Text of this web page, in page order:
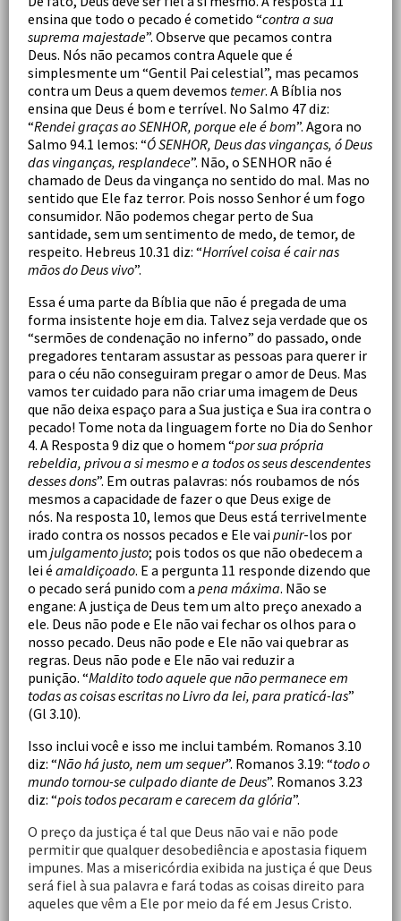
ensina que todo o pecado é cometido “contra a sua
suprema majestade”. Observe que pecamos contra
Deus. Nós não pecamos contra Aquele que é
simplesmente um “Gentil Pai celestial”, mas pecamos
contra um Deus a quem devemos temer. A Bíblia nos
ensina que Deus é bom e terrível. No Salmo 47 diz:
“Rendei graças ao SENHOR, porque ele é bom”. Agora no
Salmo 94.1 lemos: “Ó SENHOR, Deus das vinganças, ó Deus
das vinganças, resplandece”. Não, o SENHOR não é
chamado de Deus da vingança no sentido do mal. Mas no
sentido que Ele faz terror. Pois nosso Senhor é um fogo
consumidor. Não podemos chegar perto de Sua
santidade, sem um sentimento de medo, de temor, de
respeito. Hebreus 10.31 diz: “Horrível coisa é cair nas
mãos do Deus vivo”.
Essa é uma parte da Bíblia que não é pregada de uma
forma insistente hoje em dia. Talvez seja verdade que os
“sermões de condenação no inferno” do passado, onde
pregadores tentaram assustar as pessoas para querer ir
para o céu não conseguiram pregar o amor de Deus. Mas
vamos ter cuidado para não criar uma imagem de Deus
que não deixa espaço para a Sua justiça e Sua ira contra o
pecado! Tome nota da linguagem forte no Dia do Senhor
4. A Resposta 9 diz que o homem “por sua própria
rebeldia, privou a si mesmo e a todos os seus descendentes
desses dons”. Em outras palavras: nós roubamos de nós
mesmos a capacidade de fazer o que Deus exige de
nós. Na resposta 10, lemos que Deus está terrivelmente
irado contra os nossos pecados e Ele vaipunir-los por
um julgamento justo; pois todos os que não obedecem a
lei é amaldiçoado. E a pergunta 11 responde dizendo que
o pecado será punido com a pena máxima. Não se
engane: A justiça de Deus tem um alto preço anexado a
ele. Deus não pode e Ele não vai fechar os olhos para o
nosso pecado. Deus não pode e Ele não vai quebrar as
regras. Deus não pode e Ele não vai reduzir a
punição. “Maldito todo aquele que não permanece em
todas as coisas escritas no Livro da lei, para praticá-las”
(Gl 3.10).
Isso inclui você e isso me inclui também. Romanos 3.10
diz: “Não há justo, nem um sequer”. Romanos 3.19: “todo o
mundo tornou-se culpado diante de Deus”. Romanos 3.23
diz: “pois todos pecaram e carecem da glória”.
O preço da justiça é tal que Deus não vai e não pode
permitir que qualquer desobediência e apostasia fiquem
impunes. Mas a misericórdia exibida na justiça é que Deus
será fiel à sua palavra e fará todas as coisas direito para
aqueles que vêm a Ele por meio da fé em Jesus Cristo.